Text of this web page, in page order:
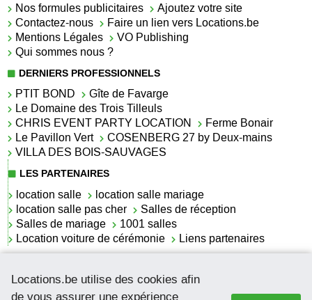
Locations.be utilise des cookies afin
de vous assurer une expérience
Nos formules publicitaires
Ajoutez votre site
Contactez-nous
Faire un lien vers Locations.be
Mentions Légales
VO Publishing
Qui sommes nous ?
DERNIERS PROFESSIONNELS
PTIT BOND
Gîte de Favarge
Le Domaine des Trois Tilleuls
CHRIS EVENT PARTY LOCATION
Ferme Bonair
Le Pavillon Vert
COSENBERG 27 by Deux-mains
VILLA DES BOIS-SAUVAGES
LES PARTENAIRES
location salle
location salle mariage
location salle pas cher
Salles de réception
Salles de mariage
1001 salles
Location voiture de cérémonie
Liens partenaires
La location de lettrage pour mariage
La salle de réception pour mariage en Belgique